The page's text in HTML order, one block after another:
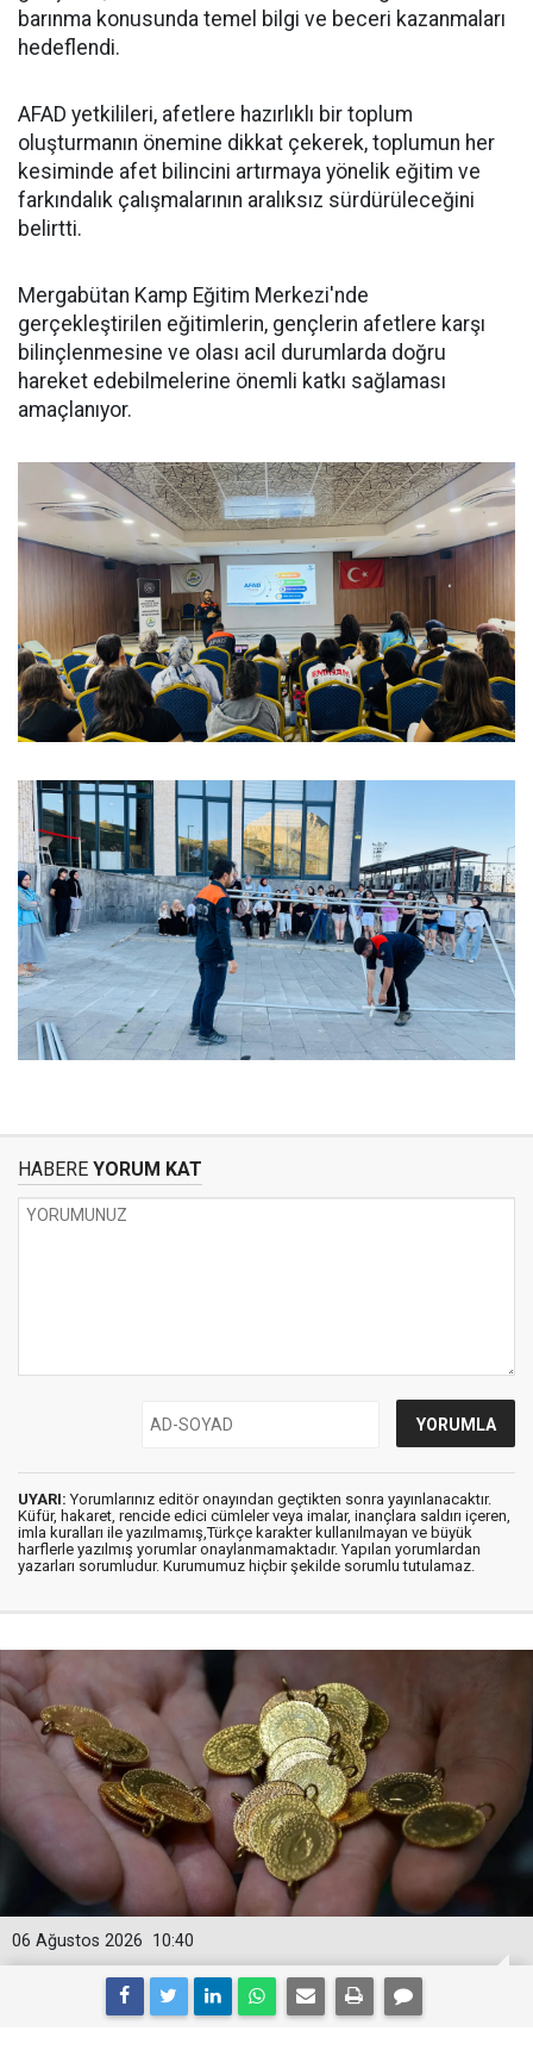
barınma konusunda temel bilgi ve beceri kazanmaları
hedeflendi.
AFAD yetkilileri, afetlere hazırlıklı bir toplum
oluşturmanın önemine dikkat çekerek, toplumun her
kesiminde afet bilincini artırmaya yönelik eğitim ve
farkındalık çalışmalarının aralıksız sürdürüleceğini
belirtti.
Mergabütan Kamp Eğitim Merkezi'nde
gerçekleştirilen eğitimlerin, gençlerin afetlere karşı
bilinçlenmesine ve olası acil durumlarda doğru
hareket edebilmelerine önemli katkı sağlaması
amaçlanıyor.
HABERE YORUM KAT
UYARI: Yorumlarınız editör onayından geçtikten sonra yayınlanacaktır.
Küfür, hakaret, rencide edici cümleler veya imalar, inançlara saldırı içeren,
imla kuralları ile yazılmamış,Türkçe karakter kullanılmayan ve büyük
harflerle yazılmış yorumlar onaylanmamaktadır. Yapılan yorumlardan
yazarları sorumludur. Kurumumuz hiçbir şekilde sorumlu tutulamaz.
10:40
06 Ağustos 2026